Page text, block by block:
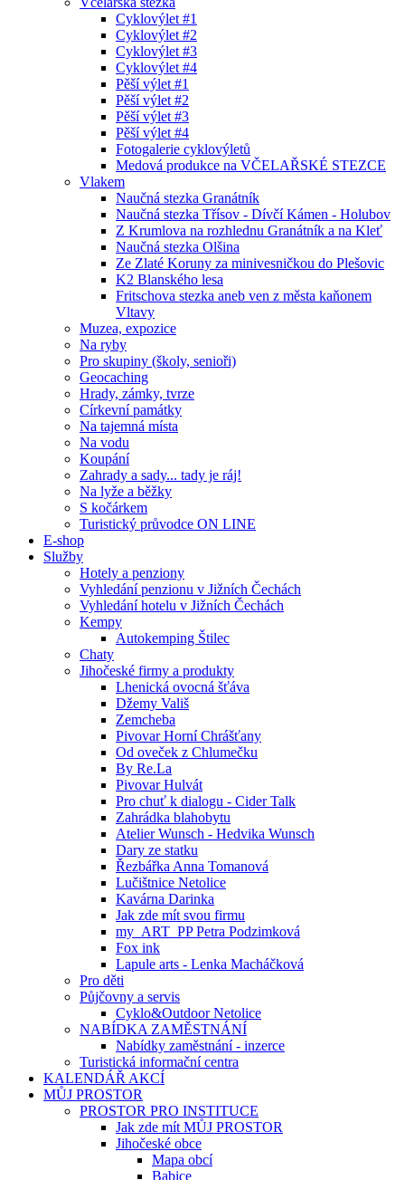
Cyklovýlet #1
Cyklovýlet #2
Cyklovýlet #3
Cyklovýlet #4
Pěší výlet #1
Pěší výlet #2
Pěší výlet #3
Pěší výlet #4
Fotogalerie cyklovýletů
Medová produkce na VČELAŘSKÉ STEZCE
Vlakem
Naučná stezka Granátník
Naučná stezka Třísov - Dívčí Kámen - Holubov
Z Krumlova na rozhlednu Granátník a na Kleť
Naučná stezka Olšina
Ze Zlaté Koruny za minivesničkou do Plešovic
K2 Blanského lesa
Fritschova stezka aneb ven z města kaňonem
Vltavy
Muzea, expozice
Na ryby
Pro skupiny (školy, senioři)
Geocaching
Hrady, zámky, tvrze
Církevní památky
Na tajemná místa
Na vodu
Koupání
Zahrady a sady... tady je ráj!
Na lyže a běžky
S kočárkem
Turistický průvodce ON LINE
E-shop
Služby
Hotely a penziony
Vyhledání penzionu v Jižních Čechách
Vyhledání hotelu v Jižních Čechách
Kempy
Autokemping Štilec
Chaty
Jihočeské firmy a produkty
Lhenická ovocná šťáva
Džemy Vališ
Zemcheba
Pivovar Horní Chrášťany
Od oveček z Chlumečku
By Re.La
Pivovar Hulvát
Pro chuť k dialogu - Cider Talk
Zahrádka blahobytu
Atelier Wunsch - Hedvika Wunsch
Dary ze statku
Řezbářka Anna Tomanová
Lučištnice Netolice
Kavárna Darinka
Jak zde mít svou firmu
my_ART_PP Petra Podzimková
Fox ink
Lapule arts - Lenka Macháčková
Pro děti
Půjčovny a servis
Cyklo&Outdoor Netolice
NABÍDKA ZAMĚSTNÁNÍ
Nabídky zaměstnání - inzerce
Turistická informační centra
KALENDÁŘ AKCÍ
MŮJ PROSTOR
PROSTOR PRO INSTITUCE
Jak zde mít MŮJ PROSTOR
Jihočeské obce
Mapa obcí
Babice